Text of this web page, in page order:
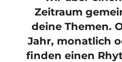
Zeitraum
deine Themen.
Jahr, monatlich
finden einen